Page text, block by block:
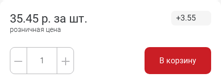
35.45 р. за шт.
розничная цена
+3.55
В корзину